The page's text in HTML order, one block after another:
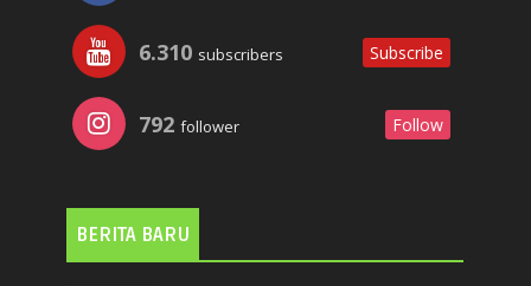
6.310 subscribers Subscribe
792 follower Follow
BERITA BARU